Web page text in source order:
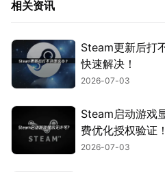
相关资讯
Steam更新后打
快速解决！
2026-07-03
Steam启动游戏
费优化授权验证！
2026-07-03